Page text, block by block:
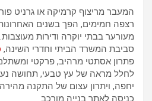
המעבר מריצוף קרמיקה או גרניט
רצפה חמימים, הפך בשנים
מעורער בבתי יוקרה ודירות
סביבת המשרד הביתי וחדרי השינה,
פתרון אסתטי מרהיב, פרקטי
לחלל מראה של עץ טבעי, תחושה
יחפה, ויתרון עצום של התקנה
כניסה לאתר בנייה מורכב.